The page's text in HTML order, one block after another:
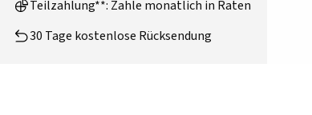
Teilzahlung**: Zahle monatlich in Raten
30 Tage kostenlose Rücksendung